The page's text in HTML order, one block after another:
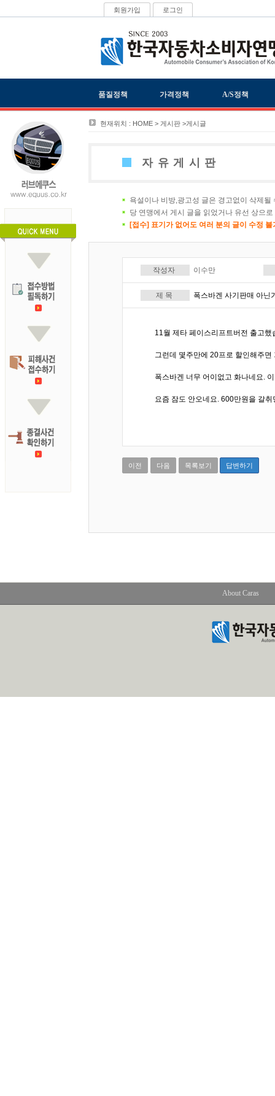
회원가입 로그인
품질정책 가격정책 A/S정책
현재위치 : HOME > 게시판 >게시글
자유게시판
욕설이나 비방,광고성 글은 경고없이 삭제될
당 연맹에서 게시 글을 읽었거나 유선 상으
[접수] 표기가 없어도 여러 분의 글이 수정
작성자 이수만
제 목 폭스바겐 사기판매 아닌
11월 제타 페이스리프트버전 출고했
그런데 몇주만에 20프로 할인해주
폭스바겐 너무 어이없고 화나네요.
요즘 잠도 안오네요. 600만원을 갈
이전 다음 목록보기 답변하기
About Caras